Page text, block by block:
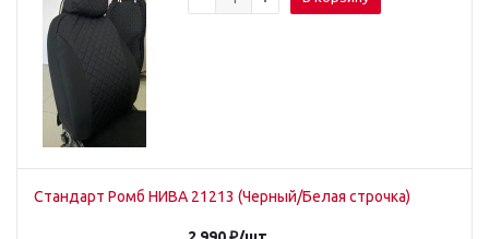
Стандарт Ромб НИВА 21213 (Черный/Белая строчка)